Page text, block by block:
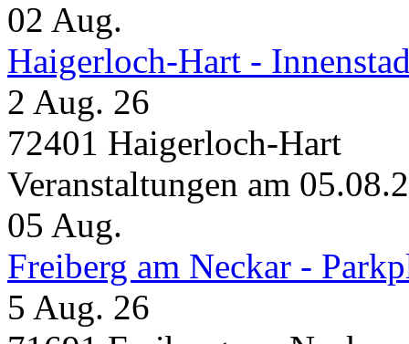
02 Aug.
Haigerloch-Hart -
2 Aug. 26
72401 Haigerloch-Hart
Veranstaltungen am
05 Aug.
Freiberg am Neckar -
5 Aug. 26